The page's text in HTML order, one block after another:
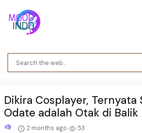
Dikira Cosplayer, Ternyata
Odate adalah Otak di Balik
2 months ago 53